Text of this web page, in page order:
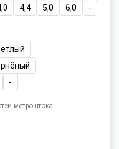
4,4 5,0 6,0 -
-
метроштока